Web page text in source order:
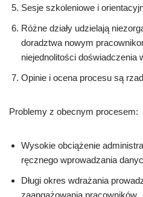
Sesje szkoleniowe i
Różne działy udzielają
doradztwa nowym
niejednolitości doświadczenia
Opinie i ocena procesu są
Problemy z obecnym procesem:
Wysokie obciążenie
ręcznego wprowadzania
Długi okres wdrażania